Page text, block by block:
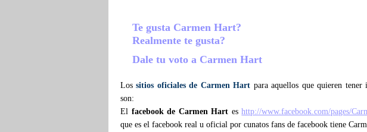
Te gusta Carmen Hart?
Realmente te gusta?
Dale tu voto a Carmen Hart
Lossitios oficiales de Carmen Hart para aquellos que quieren
son:
El facebook de Carmen Hart eshttp://www.facebook.com/pages/
que es el facebook real u oficial por cunatos fans de facebook tiene